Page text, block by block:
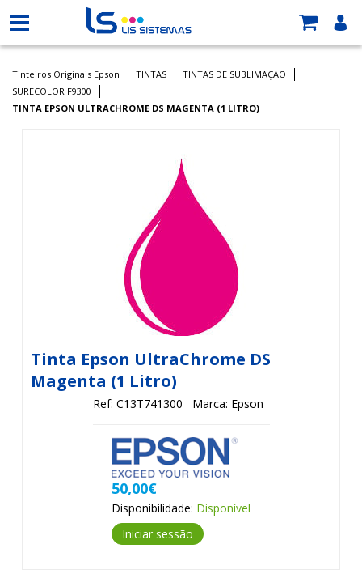
Tinteiros Originais Epson TINTAS
TINTAS DE SUBLIMAÇÃO
SURECOLOR F9300
TINTA EPSON ULTRACHROME DS MAGENTA (1 LITRO)
Tinta Epson UltraChrome DS
Magenta (1 Litro)
Ref: C13T741300 Marca: Epson
50,00€
Disponibilidade: Disponível
Iniciar sessão